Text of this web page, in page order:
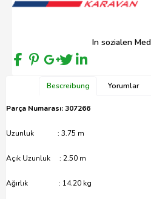
In sozialen
Bescreibung Yorumlar
Parça Numarası: 307266
Uzunluk : 3.75 m
Açık Uzunluk : 2.50 m
Ağırlık : 14.20 kg